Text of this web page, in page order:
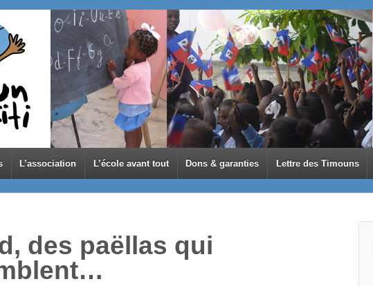
L’association L’école avant tout Dons & garanties Lettre des Timouns
des paëllas qui